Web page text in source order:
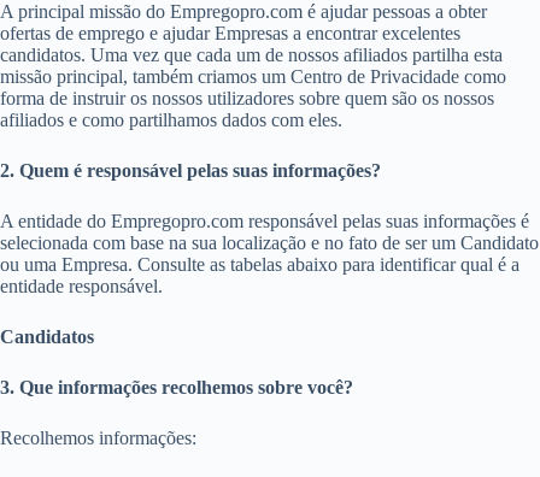
A principal missão do Empregopro.com é ajudar pessoas a obter
ofertas de emprego e ajudar Empresas a encontrar excelentes
candidatos. Uma vez que cada um de nossos afiliados partilha esta
missão principal, também criamos um Centro de Privacidade como
forma de instruir os nossos utilizadores sobre quem são os nossos
afiliados e como partilhamos dados com eles.
2. Quem é responsável pelas suas informações?
A entidade do Empregopro.com responsável pelas suas informações é
selecionada com base na sua localização e no fato de ser um Candidato
ou uma Empresa. Consulte as tabelas abaixo para identificar qual é a
entidade responsável.
Candidatos
3. Que informações recolhemos sobre você?
Recolhemos informações: